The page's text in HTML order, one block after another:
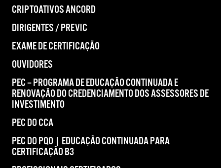
CRIPTOATIVOS ANCORD
DIRIGENTES / PREVIC
EXAME DE CERTIFICAÇÃO
OUVIDORES
PEC – PROGRAMA DE EDUCAÇÃO CONTINUADA E
RENOVAÇÃO DO CREDENCIAMENTO DOS ASSESSORES DE
INVESTIMENTO
PEC DO CCA
PEC DO PQO | EDUCAÇÃO CONTINUADA PARA
CERTIFICAÇÃO B3